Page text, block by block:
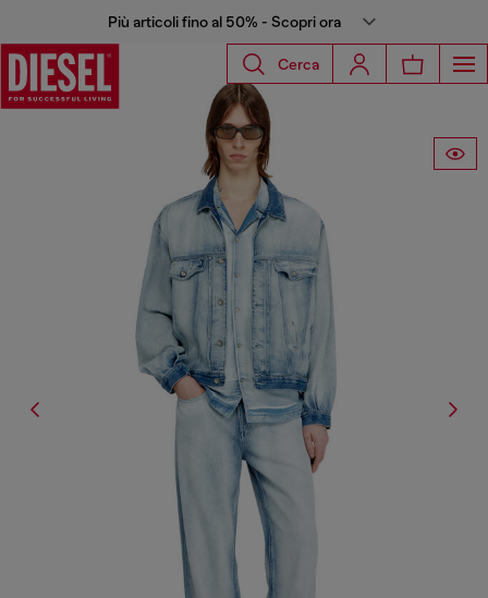
Più articoli fino al 50% - Scopri ora
Cerca